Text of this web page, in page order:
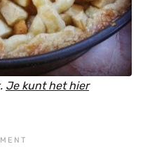
Je kunt het hier